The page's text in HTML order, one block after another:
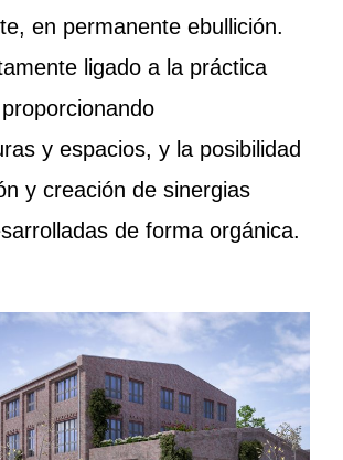
en permanente ebullición.
ligado a la práctica
y espacios, y la posibilidad
y creación de sinergias
de forma orgánica.